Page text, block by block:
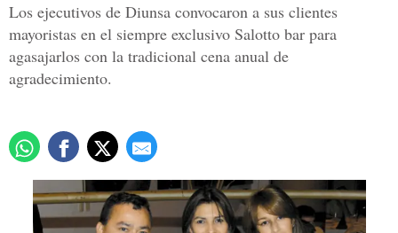
Los ejecutivos de Diunsa convocaron a sus clientes
mayoristas en el siempre exclusivo Salotto bar para
agasajarlos con la tradicional cena anual de
agradecimiento.